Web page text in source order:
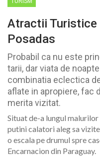
Atractii Turistice
Posadas
Probabil ca nu este
tarii, dar viata de
combinatia eclectica
aflate in apropiere, fac
merita vizitat.
Situat de-a lungul
putini calatori aleg sa
o escala pe drumul spre
Encarnacion din Paraguay.